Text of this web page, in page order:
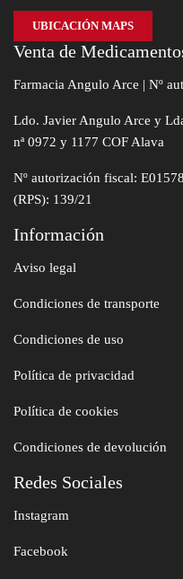
UBICACIÓN MAPS
Venta de
Farmacia Angulo Arce | Nº
Ldo. Javier Angulo Arce y
nª 0972 y 1177 COF Alava
Nº autorización fiscal:
(RPS): 139/21
Información
Aviso legal
Condiciones de transporte
Condiciones de uso
Política de privacidad
Política de cookies
Condiciones de devolución
Redes Sociales
Instagram
Facebook